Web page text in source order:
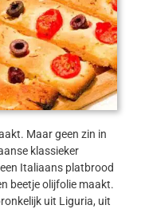
Maar geen zin in
klassieker
Italiaans platbrood
beetje olijfolie maakt.
uit Liguria, uit